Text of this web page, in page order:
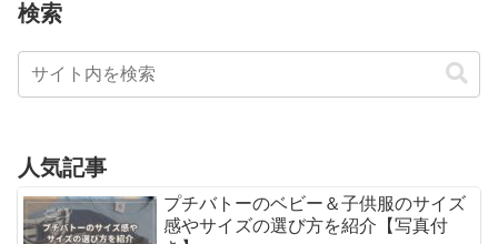
検索
人気記事
プチバトーのベビー＆子供服のサイズ
感やサイズの選び方を紹介【写真付